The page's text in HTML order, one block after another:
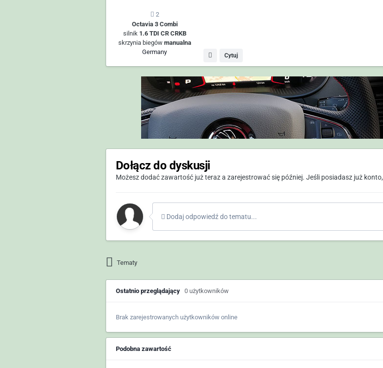
2
Octavia 3 Combi
silnik 1.6 TDI CR CRKB
skrzynia biegów manualna
Germany
Cytuj
Dołącz do dyskusji
Możesz dodać zawartość już teraz a zarejestrować się później. Jeśli posiadasz już konto,
Dodaj odpowiedź do tematu...
Tematy
Ostatnio przeglądający 0 użytkowników
Brak zarejestrowanych użytkowników online
Podobna zawartość